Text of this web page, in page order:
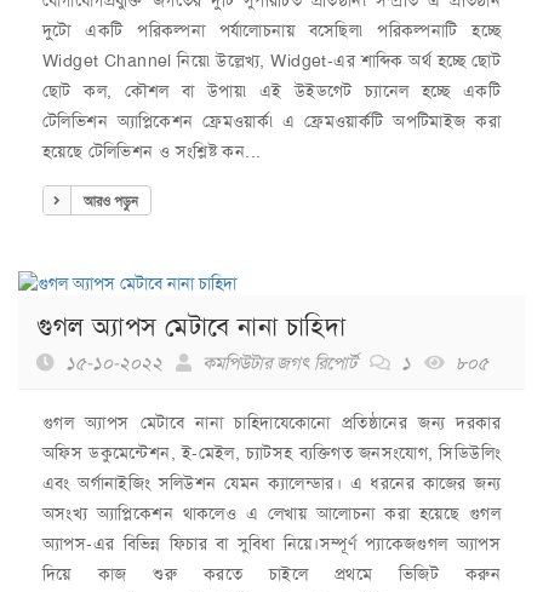
দুটো একটি পরিকল্পনা পর্যালোচনায় বসেছিল৷ পরিকল্পনাটি হচ্ছে
Widget Channel নিয়ে৷ উল্লেখ্য, Widget-এর শাব্দিক অর্থ হচ্ছে ছোট
ছোট কল, কৌশল বা উপায়৷ এই উইডগেট চ্যানেল হচ্ছে একটি
টেলিভিশন অ্যাপ্লিকেশন ফ্রেমওয়ার্ক৷ এ ফ্রেমওয়ার্কটি অপটিমাইজ করা
হয়েছে টেলিভিশন ও সংশ্লিষ্ট কন...
আরও পড়ুন
গুগল অ্যাপস মেটাবে নানা চাহিদা
১৫-১০-২০২২ কমপিউটার জগৎ রিপোর্ট ১ ৮০৫
গুগল অ্যাপস মেটাবে নানা চাহিদাযেকোনো প্রতিষ্ঠানের জন্য দরকার
অফিস ডকুমেন্টেশন, ই-মেইল, চ্যাটসহ ব্যক্তিগত জনসংযোগ, সিডিউলিং
এবং অর্গানাইজিং সলিউশন যেমন ক্যালেন্ডার। এ ধরনের কাজের জন্য
অসংখ্য অ্যাপ্লিকেশন থাকলেও এ লেখায় আলোচনা করা হয়েছে গুগল
অ্যাপস-এর বিভিন্ন ফিচার বা সুবিধা নিয়ে।সম্পূর্ণ প্যাকেজগুগল অ্যাপস
দিয়ে কাজ শুরু করতে চাইলে প্রথমে ভিজিট করুন